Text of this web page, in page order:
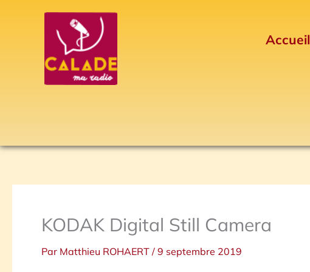
Accueil
KODAK Digital Still Camera
Par Matthieu ROHAERT / 9 septembre 2019